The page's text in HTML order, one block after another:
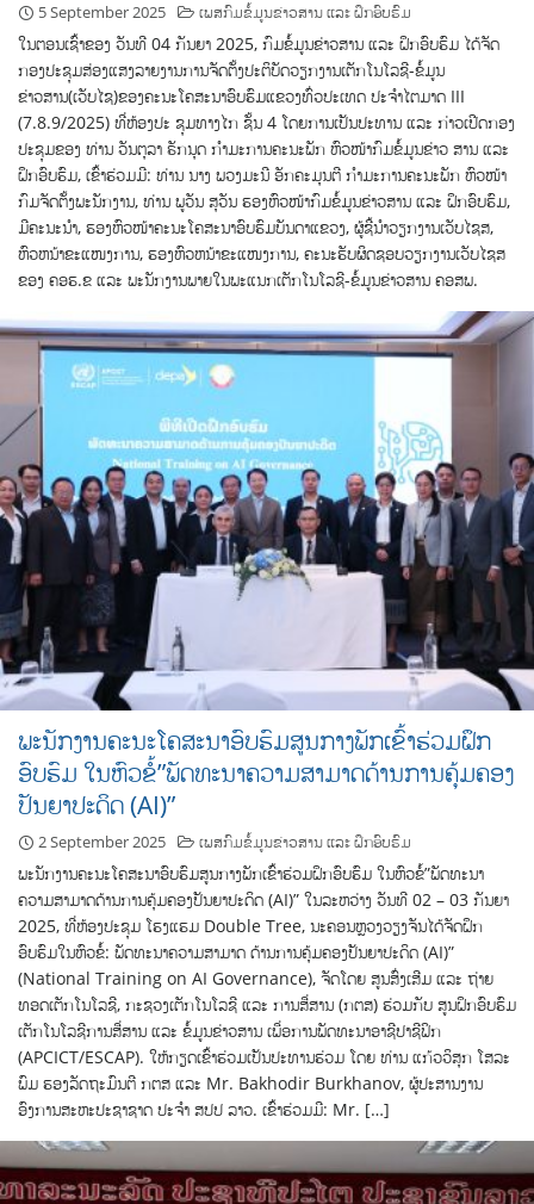
5 September 2025 ເພສກົມຂໍ້ມູນຂ່າວສານ ແລະ ຝຶກອົບຮົມ
ໃນຕອນເຊົ້າຂອງ ວັນທີ 04 ກັນຍາ 2025, ກົມຂໍ້ມູນຂ່າວສານ ແລະ ຝຶກອົບຮົມ ໄດ້ຈັດ
ກອງປະຊຸມສ່ອງແສງລາຍງານການຈັດຕັ້ງປະຕິບັດວຽກງານເຕັກໂນໂລຊີ-ຂໍ້ມູນ
ຂ່າວສານ(ເວັບໄຊ)ຂອງຄະນະໂຄສະນາອົບຮົມແຂວງທົ່ວປະເທດ ປະຈຳໄຕມາດ III
(7.8.9/2025) ທີ່ຫ້ອງປະ ຊຸມທາງໄກ ຊັ້ນ 4 ໂດຍການເປັນປະທານ ແລະ ກ່າວເປີດກອງ
ປະຊຸມຂອງ ທ່ານ ວັນຕຸລາ ຣັກນຸດ ກໍາມະການຄະນະພັກ ຫົວໜ້າກົມຂໍ້ມູນຂ່າວ ສານ ແລະ
ຝຶກອົບຮົມ, ເຂົ້າຮ່ວມມີ: ທ່ານ ນາງ ພວງມະນີ ອັກຄະມຸນຕີ ກໍາມະການຄະນະພັກ ຫົວໜ້າ
ກົມຈັດຕັ້ງພະນັກງານ, ທ່ານ ພູວັນ ສຸວັນ ຮອງຫົວໜ້າກົມຂໍ້ມູນຂ່າວສານ ແລະ ຝຶກອົບຮົມ,
ມີຄະນະນໍາ, ຮອງຫົວໜ້າຄະນະໂຄສະນາອົບຮົມບັນດາແຂວງ, ຜູ້ຊີ້ນໍາວຽກງານເວັບໄຊສ,
ຫົວຫນ້າຂະແໜງການ, ຮອງຫົວຫນ້າຂະແໜງການ, ຄະນະຮັບຜິດຊອບວຽກງານເວັບໄຊສ
ຂອງ ຄອຮ.ຂ ແລະ ພະນັກງານພາຍໃນພະແນກເຕັກໂນໂລຊີ-ຂໍ້ມູນຂ່າວສານ ຄອສພ.
ພະນັກງານຄະນະໂຄສະນາອົບຮົມສູນກາງພັກເຂົ້າຮ່ວມຝຶກ
ອົບຮົມ ໃນຫົວຂໍ້”ພັດທະນາຄວາມສາມາດດ້ານການຄຸ້ມຄອງ
ປັນຍາປະດິດ (AI)”
2 September 2025 ເພສກົມຂໍ້ມູນຂ່າວສານ ແລະ ຝຶກອົບຮົມ
ພະນັກງານຄະນະໂຄສະນາອົບຮົມສູນກາງພັກເຂົ້າຮ່ວມຝຶກອົບຮົມ ໃນຫົວຂໍ້”ພັດທະນາ
ຄວາມສາມາດດ້ານການຄຸ້ມຄອງປັນຍາປະດິດ (AI)” ໃນລະຫວ່າງ ວັນທີ 02 – 03 ກັນຍາ
2025, ທີ່ຫ້ອງປະຊຸມ ໂຮງແຮມ Double Tree, ນະຄອນຫຼວງວຽງຈັນໄດ້ຈັດຝຶກ
ອົບຮົມໃນຫົວຂໍ້: ພັດທະນາຄວາມສາມາດ ດ້ານການຄຸ້ມຄອງປັນຍາປະດິດ (AI)”
(National Training on AI Governance), ຈັດໂດຍ ສູນສົ່ງເສີມ ແລະ ຖ່າຍ
ທອດເຕັກໂນໂລຊີ, ກະຊວງເຕັກໂນໂລຊີ ແລະ ການສື່ສານ (ກຕສ) ຮ່ວມກັບ ສູນຝຶກອົບຮົມ
ເຕັກໂນໂລຊີການສື່ສານ ແລະ ຂໍ້ມູນຂ່າວສານ ເພື່ອການພັດທະນາອາຊີປາຊີຟິກ
(APCICT/ESCAP). ໃຫ້ກຽດເຂົ້າຮ່ວມເປັນປະທານຮ່ວມ ໂດຍ ທ່ານ ແກ້ວວິສຸກ ໂສລະ
ພົມ ຮອງລັດຖະມົນຕີ ກຕສ ແລະ Mr. Bakhodir Burkhanov, ຜູ້ປະສານງານ
ອົງການສະຫະປະຊາຊາດ ປະຈຳ ສປປ ລາວ. ເຂົ້າຮ່ວມມີ: Mr. […]